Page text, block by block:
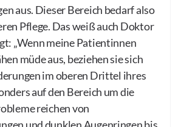
aus. Dieser Bereich bedarf also
Pflege. Das weiß auch Doktor
„Wenn meine Patientinnen
müde aus, beziehen sie sich
im oberen Drittel ihres
auf den Bereich um die
reichen von